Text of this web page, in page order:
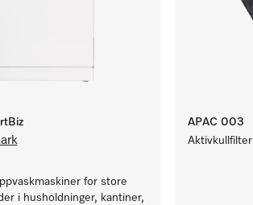
for store
i husholdninger, kantiner,
APAC 003
Aktivkullfilter